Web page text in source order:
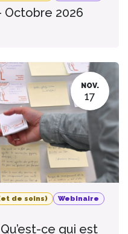
Octobre 2026
NOV.
17
de soins)
Webinaire
ce qui est